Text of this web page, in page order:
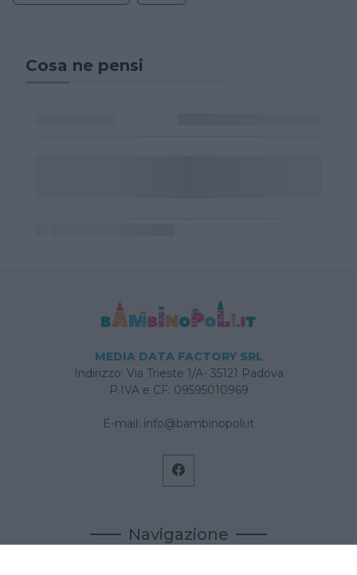
Cosa ne pensi
MEDIA DATA FACTORY SRL
Indirizzo: Via Trieste 1/A- 35121 Padova
P.IVA e CF: 09595010969
E-mail: info@bambinopoli.it
Navigazione